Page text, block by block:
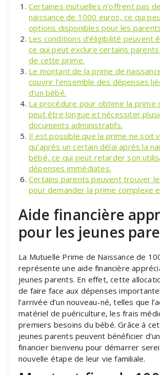
Certaines mutuelles n’offrent pas
naissance de 1000 euros, ce qui
options disponibles pour les
Les conditions d’éligibilité peuvent
ce qui peut exclure certains
de cette prime.
Le montant de la prime de
couvrir l’ensemble des dépenses
d’un bébé.
La procédure pour obtenir la prime
peut être longue et nécessiter
documents administratifs.
Il est possible que la prime ne soit
qu’après un certain délai après la
bébé, ce qui peut retarder son
dépenses immédiates.
Certains parents peuvent trouver
pour demander la prime complexe
Aide financière
pour les jeunes
La Mutuelle Prime de Naissance de
représente une aide financière
jeunes parents. En effet, cette
de faire face aux dépenses
l’arrivée d’un nouveau-né, telles que
matériel de puériculture, les frais
premiers besoins du bébé. Grâce à
jeunes parents peuvent bénéficier
financier bienvenu pour démarrer
nouvelle étape de leur vie familiale.